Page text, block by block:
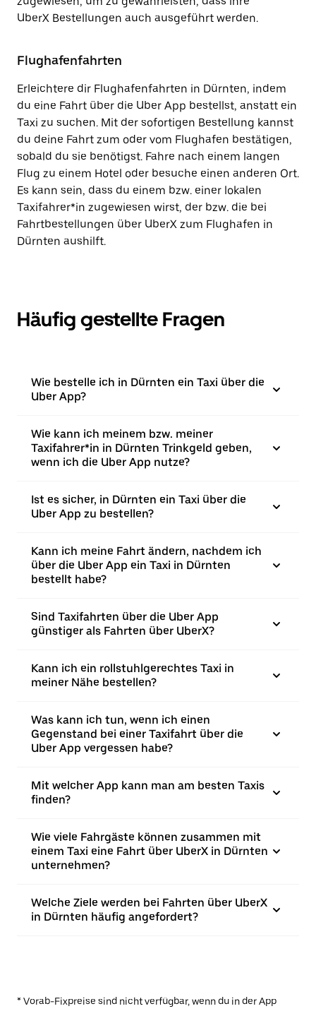
UberX Bestellungen auch ausgeführt werden.
Flughafenfahrten
Erleichtere dir Flughafenfahrten in Dürnten, indem
du eine Fahrt über die Uber App bestellst, anstatt ein
Taxi zu suchen. Mit der sofortigen Bestellung kannst
du deine Fahrt zum oder vom Flughafen bestätigen,
sobald du sie benötigst. Fahre nach einem langen
Flug zu einem Hotel oder besuche einen anderen Ort.
Es kann sein, dass du einem bzw. einer lokalen
Taxifahrer*in zugewiesen wirst, der bzw. die bei
Fahrtbestellungen über UberX zum Flughafen in
Dürnten aushilft.
Häufig gestellte Fragen
Wie bestelle ich in Dürnten ein Taxi über die
Uber App?
Wie kann ich meinem bzw. meiner
Taxifahrer*in in Dürnten Trinkgeld geben,
wenn ich die Uber App nutze?
Ist es sicher, in Dürnten ein Taxi über die
Uber App zu bestellen?
Kann ich meine Fahrt ändern, nachdem ich
über die Uber App ein Taxi in Dürnten
bestellt habe?
Sind Taxifahrten über die Uber App
günstiger als Fahrten über UberX?
Kann ich ein rollstuhlgerechtes Taxi in
meiner Nähe bestellen?
Was kann ich tun, wenn ich einen
Gegenstand bei einer Taxifahrt über die
Uber App vergessen habe?
Mit welcher App kann man am besten Taxis
finden?
Wie viele Fahrgäste können zusammen mit
einem Taxi eine Fahrt über UberX in Dürnten
unternehmen?
Welche Ziele werden bei Fahrten über UberX
in Dürnten häufig angefordert?
* Vorab-Fixpreise sind nicht verfügbar, wenn du in der App